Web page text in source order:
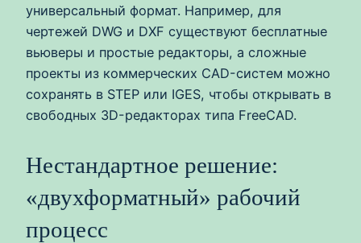
универсальный формат. Например, для
чертежей DWG и DXF существуют бесплатные
вьюверы и простые редакторы, а сложные
проекты из коммерческих CAD-систем можно
сохранять в STEP или IGES, чтобы открывать в
свободных 3D-редакторах типа FreeCAD.
Нестандартное решение:
«двухформатный» рабочий
процесс